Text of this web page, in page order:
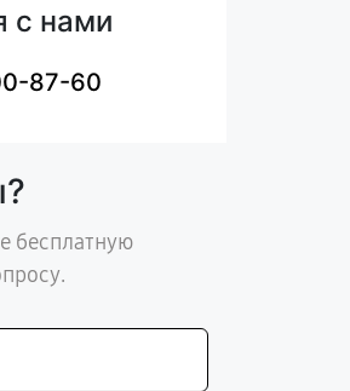
с нами
87-60
бесплатную